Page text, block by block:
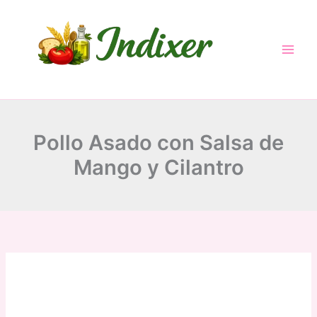
Pollo Asado con Salsa de
Mango y Cilantro